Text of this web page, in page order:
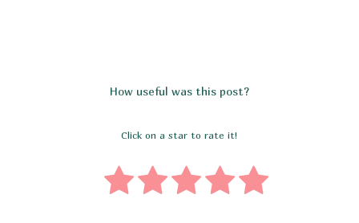
How useful was this post?
Click on a star to rate it!